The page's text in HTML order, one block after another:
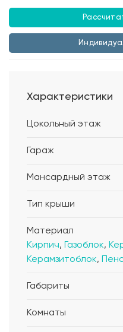
Характеристики
Цокольный этаж
Гараж
Мансардный этаж
Тип крыши
Материал
Кирпич, Газоблок,
Керамзитоблок,
Габариты
Комнаты